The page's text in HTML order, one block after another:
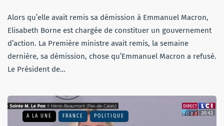
Alors qu’elle avait remis sa démission à Emmanuel Macron,
Elisabeth Borne est chargée de constituer un gouvernement
d’action. La Première ministre avait remis, la semaine
dernière, sa démission, chose qu’Emmanuel Macron a refusé.
Le Président de…
A LA UNE FRANCE POLITIQUE